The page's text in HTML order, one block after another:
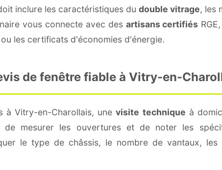
inclure les caractéristiques du double vitrage, les
vous connecte avec des artisans certifiés
ou les certificats d'économies d'énergie.
de fenêtre fiable à Vitry-en-
à Vitry-en-Charollais, unevisite technique à
de mesurer les ouvertures et de noter les
le type de châssis, le nombre de vantaux, les